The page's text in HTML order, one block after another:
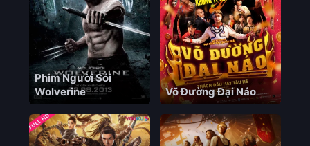
Phim Người Sói
Wolverine
Võ Đường Đại Náo